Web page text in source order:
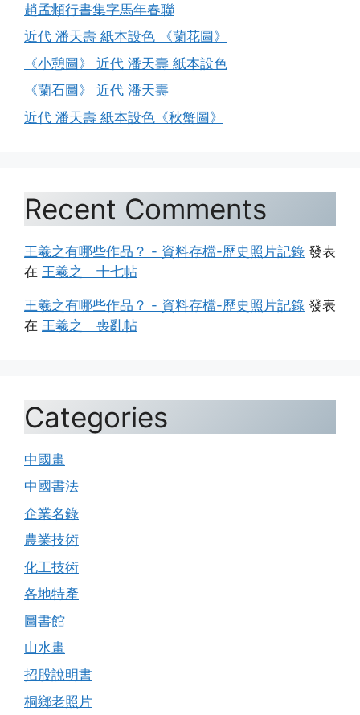
趙孟頫行書集字馬年春聯
近代 潘天壽 紙本設色 《蘭花圖》
《小憩圖》 近代 潘天壽 紙本設色
《蘭石圖》 近代 潘天壽
近代 潘天壽 紙本設色《秋蟹圖》
Recent Comments
王羲之有哪些作品？ - 資料存檔-歷史照片記錄 發表
在 王羲之 十七帖
王羲之有哪些作品？ - 資料存檔-歷史照片記錄 發表
在 王羲之 喪亂帖
Categories
中國畫
中國書法
企業名錄
農業技術
化工技術
各地特產
圖書館
山水畫
招股說明書
桐鄉老照片